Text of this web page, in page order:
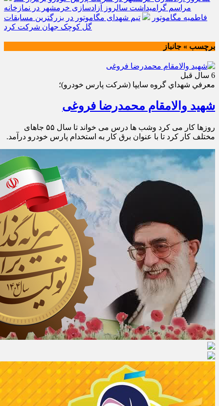
مراسم گرامیداشت سالروز آزادسازی خرمشهر در نمازخانه
فاطمیه مگاموتور
تیم شهدای مگاموتور در بزرگترین مسابقات
گل کوچک جهان شرکت کرد
برچسب » جانباز
6 سال قبل
معرفي شهداي گروه سايپا (شركت پارس خودرو)؛
شهید والامقام محمدرضا فروغی
روزها کار می کرد وشب ها درس می خواند تا سال ۵۵ جاهای
مختلف کار کرد تا با عنوان برق کار به استخدام پارس خودرو درآمد.